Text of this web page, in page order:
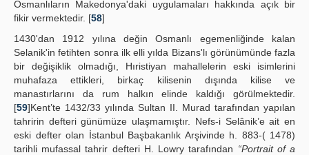
Osmanlıların Makedonya'daki uygulamaları hakkında açık bir
fikir vermektedir. [58]
1430'dan 1912 yılına değin Osmanlı egemenliğinde kalan
Selanik'in fetihten sonra ilk elli yılda Bizans'lı görünümünde fazla
bir değişiklik olmadığı, Hıristiyan mahallelerin eski isimlerini
muhafaza ettikleri, birkaç kilisenin dışında kilise ve
manastırlarını da rum halkın elinde kaldığı görülmektedir.
[59]Kent’te 1432/33 yılında Sultan II. Murad tarafından yapılan
tahririn defteri günümüze ulaşmamıştır. Nefs-i Selânik’e ait en
eski defter olan İstanbul Başbakanlık Arşivinde h. 883-( 1478)
tarihli mufassal tahrir defteri H. Lowry tarafından “Portrait of a